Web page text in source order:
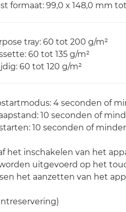
formaat: 99,0 x 148,0 mm
tray: 60 tot 200 g/m²
60 tot 135 g/m²
60 tot 120 g/m²
4 seconden of
10 seconden of
10 seconden of
het inschakelen van het
uitgevoerd op het
het aanzetten van het